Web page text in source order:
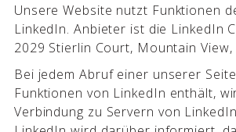
Unsere Website nutzt Funktionen
LinkedIn. Anbieter ist die LinkedIn
2029 Stierlin Court, Mountain View,
Bei jedem Abruf einer unserer
Funktionen von LinkedIn enthält,
Verbindung zu Servern von